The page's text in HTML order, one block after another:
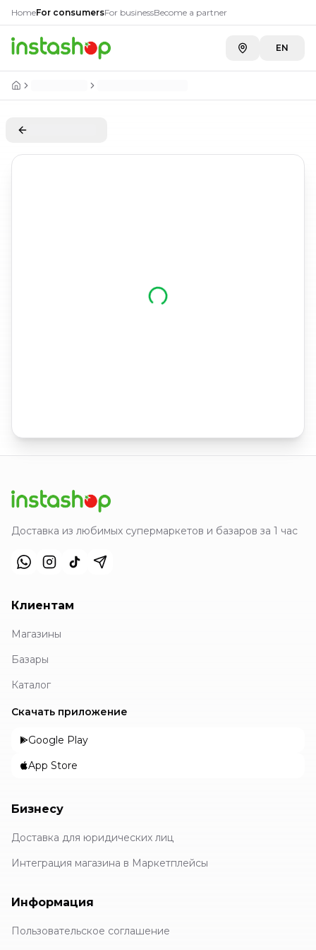
HomeFor consumersFor businessBecome a partner
EN
Доставка из любимых супермаркетов и базаров за 1 час
Клиентам
Магазины
Базары
Каталог
Скачать приложение
Google Play
App Store
Бизнесу
Доставка для юридических лиц
Интеграция магазина в Маркетплейсы
Информация
Пользовательское соглашение